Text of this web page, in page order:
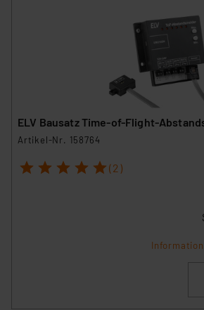
ELV Bausatz Time-of-Flight-
Artikel-Nr. 158764
1 2 3 4 5 (2)